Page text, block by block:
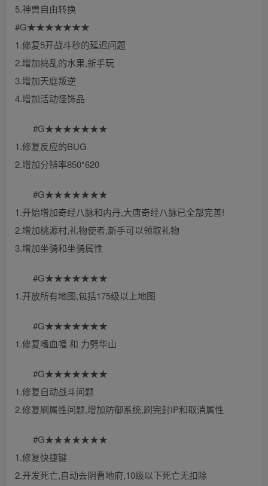
5.神兽自由转换
#G★★★★★★★
1.修复5开战斗秒的延迟问题
2.增加捣乱的水果,新手玩
3.增加天庭叛逆
4.增加活动怪饰品
#G★★★★★★★
1.修复反应的BUG
2.增加分辨率850*620
#G★★★★★★★
1.开始增加奇经八脉和内丹,大唐奇经八脉已全部完善!
2.增加桃源村,礼物使者,新手可以领取礼物
3.增加坐骑和坐骑属性
#G★★★★★★★
1.开放所有地图,包括175级以上地图
#G★★★★★★★
1.修复嗜血幡 和 力劈华山
#G★★★★★★★
1.修复自动战斗问题
2.修复刷属性问题,增加防御系统,刷完封IP和取消属性
#G★★★★★★★
1.修复快捷键
2.开发死亡,自动去阴曹地府,10级以下死亡无扣除